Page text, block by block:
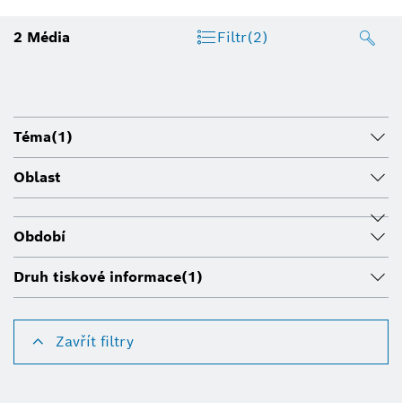
2 Média Filtr(2)
Téma(1)
Oblast
Období
Druh tiskové informace(1)
Zavřít filtry